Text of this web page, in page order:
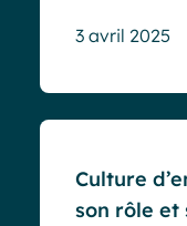
3 avril 2025
Culture
son rôle et